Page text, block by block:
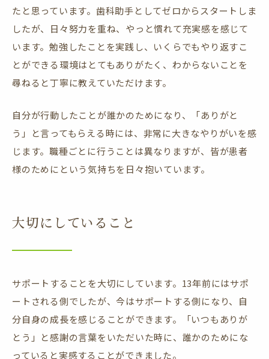
たと思っています。歯科助手としてゼロからスタートしま
したが、日々努力を重ね、やっと慣れて充実感を感じて
います。勉強したことを実践し、いくらでもやり返すこ
とができる環境はとてもありがたく、わからないことを
尋ねると丁寧に教えていただけます。
自分が行動したことが誰かのためになり、「ありがと
う」と言ってもらえる時には、非常に大きなやりがいを感
じます。職種ごとに行うことは異なりますが、皆が患者
様のためにという気持ちを日々抱いています。
大切にしていること
サポートすることを大切にしています。13年前にはサポ
ートされる側でしたが、今はサポートする側になり、自
分自身の成長を感じることができます。「いつもありが
とう」と感謝の言葉をいただいた時に、誰かのためにな
っていると実感することができました。